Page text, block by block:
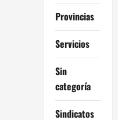
Provincias
Servicios
Sin
categoría
Sindicatos